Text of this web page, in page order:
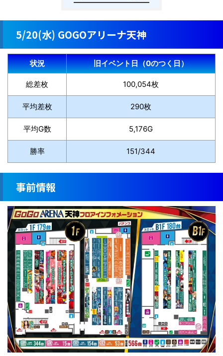
5/20(水) GOGOアリーナ天神
状況 旧イベント日（0のつく日）
総差枚 100,054枚
平均差枚 290枚
平均G数 5,176G
勝率 151/344
事前情報